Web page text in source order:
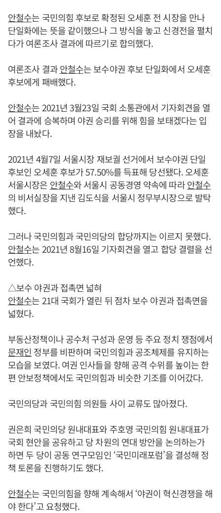
안철수는 국민의힘 후보로 확정된 오세훈 전 시장을 만나
단일화에는 뜻을 같이했으나 그 방식을 놓고 신경전을 펼치
다가 여론조사 결과에 따르기로 합의했다.
여론조사 결과안철수는 보수야권 후보 단일화에서 오세훈
후보에게 패배했다.
안철수는 2021년 3월23일 국회 소통관에서 기자회견을 열
어 결과에 승복하며 야권 승리를 위해 힘을 보태겠다는 입
장을 내놨다.
2021년 4월7일 서울시장 재보궐 선거에서 보수야권 단일
후보인 오세훈 후보가 57.50%를 득표해 당선됐다. 오세훈
서울시장은 안철수와 서울시 공동경영 약속에 따라안철수
의 비서실장을 지낸 김도식을 서울시 정무부시장으로 발탁
했다.
그러나 국민의힘과 국민의당의 합당까지는 이르지 못했다.
안철수는 2021년 8월16일 기자회견을 열고 합당 결렬을 선
언했다.
△보수 야권과 접촉면 넓혀
안철수는 21대 국회가 열린 뒤 점차 보수 야권과 접촉면을
넓혔다.
부동산정책이나 공수처 구성과 운영 등 주요 정치 쟁점에서
문재인 정부를 비판하며 국민의힘과 공조체제를 유지하는
모습을 보였다. 여권 인사들을 향해 공격 수위를 높이는 한
편 안보정책에서도 국민의힘과 비슷한 기조를 이어갔다.
국민의당과 국민의힘 의원들 사이 교류도 많아졌다.
권은희 국민의당 원내대표와 주호영 국민의힘 원내대표가
국회 현안을 공유하고 당 차원의 연대 방안을 논의하는가
하면 두 당이 공동 연구모임인 ‘국민미래포럼’을 결성해 정
책 토론을 진행하기도 했다.
안철수는 국민의힘을 향해 계속해서 ‘야권이 혁신경쟁을 해
야 한다’고 요청했다.